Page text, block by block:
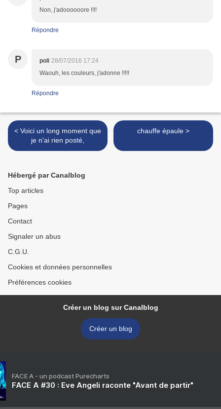
Non, j'adoooooore !!!!
Répondre
P poli 28/07/2016 17:24
Waouh, les couleurs, j'adonne !!!!!
Répondre
< Voici un long moment que
je n'ai rien posté,
chauffe épaule >
Hébergé par Canalblog
Top articles
Pages
Contact
Signaler un abus
C.G.U.
Cookies et données personnelles
Préférences cookies
Créer un blog sur Canalblog
Créer un blog
FACE A - un podcast Purecharts
FACE A #30 : Eve Angeli raconte "Avant de partir"